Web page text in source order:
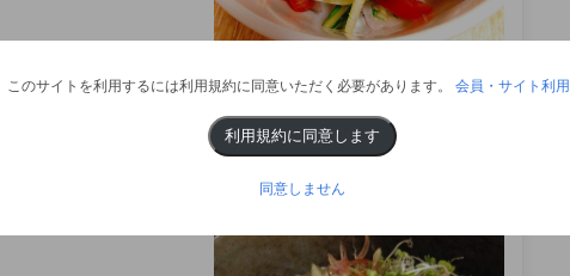
このサイトを利用するには利用規約に同意いただく必要があります。 会員・サイト利
利用規約に同意します
同意しません